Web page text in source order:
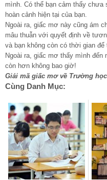
mình. Có thể bạn cảm thấy chưa
hoàn cảnh hiện tại của bạn.
Ngoài ra, giấc mơ này cũng ám
mâu thuẫn với quyết định về
và bạn không còn có thời gian
Ngoài ra, giấc mơ thấy mình đến
còn hơn không bao giờ!
Giải mã giấc mơ về Trường học
Cùng Danh Mục: